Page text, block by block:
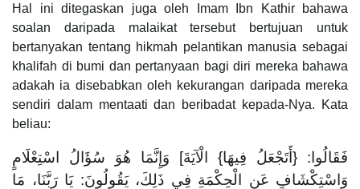
Hal ini ditegaskan juga oleh Imam Ibn Kathir bahawa
soalan daripada malaikat tersebut bertujuan untuk
bertanyakan tentang hikmah pelantikan manusia sebagai
khalifah di bumi dan pertanyaan bagi diri mereka bahawa
adakah ia disebabkan oleh kekurangan daripada mereka
sendiri dalam mentaati dan beribadat kepada-Nya. Kata
beliau:
فَقَالُوا: {أَتَجْعَلُ فِيهَا} الْآيَةَ] وَإِنَّمَا هُوَ سُؤَالُ اسْتِعْلَامٍ
وَاسْتِكْشَافٍ عَنِ الْحِكْمَةِ فِي ذَلِكَ، يَقُولُونَ: يَا رَبَّنَا، مَا